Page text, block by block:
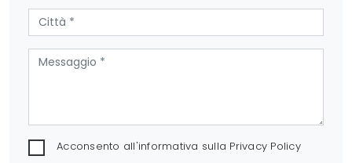
Acconsento all'informativa sulla Privacy Policy